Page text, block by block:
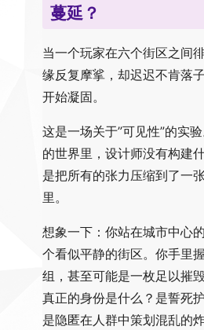
蔓延？
当一个玩家在六个街区之间
缘反复摩挲，却迟迟不肯落
开始凝固。
这是一场关于”可见性”的实
的世界里，设计师没有构建
是把所有的张力压缩到了一
里。
想象一下：你站在城市中心
个看似平静的街区。你手里
组，甚至可能是一枚足以摧
真正的身份是什么？是誓死
是隐匿在人群中策划混乱的